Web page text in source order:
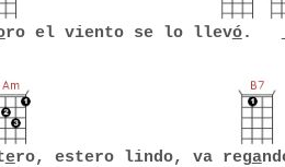
ro el viento se lo llevó.
ero, estero lindo, va rega